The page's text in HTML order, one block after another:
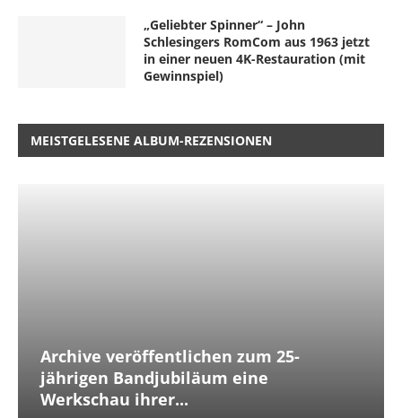
„Geliebter Spinner“ – John
Schlesingers RomCom aus 1963 jetzt
in einer neuen 4K-Restauration (mit
Gewinnspiel)
MEISTGELESENE ALBUM-REZENSIONEN
Archive veröffentlichen zum 25-
jährigen Bandjubiläum eine
Werkschau ihrer...